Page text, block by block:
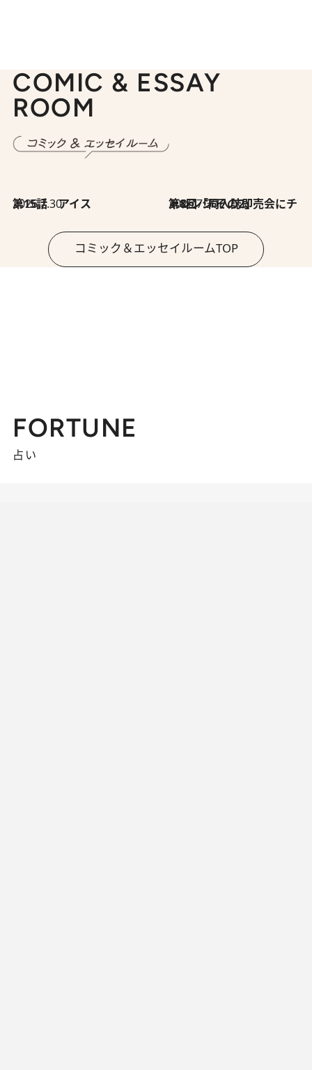
COMIC & ESSAY
ROOM
2026.7.30
第15話 アイス 2026.7.30
第8回「同人誌即売会にチャレンジ その2」
コミック＆エッセイルームTOP
FORTUNE
占い